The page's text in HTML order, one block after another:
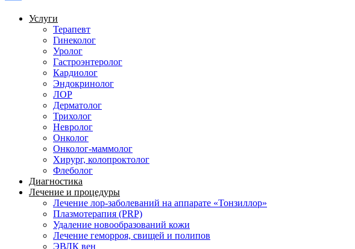
Услуги
Терапевт
Гинеколог
Уролог
Гастроэнтеролог
Кардиолог
Эндокринолог
ЛОР
Дерматолог
Трихолог
Невролог
Онколог
Онколог-маммолог
Хирург, колопроктолог
Флеболог
Диагностика
Лечение и процедуры
Лечение лор-заболеваний на аппарате «Тонзиллор»
Плазмотерапия (PRP)
Удаление новообразований кожи
Лечение геморроя, свищей и полипов
ЭВЛК вен